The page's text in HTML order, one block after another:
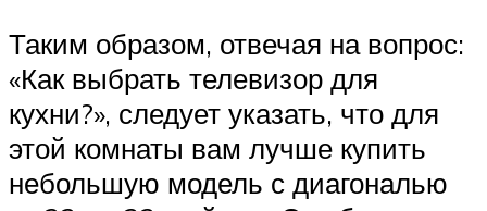
Таким образом, отвечая на вопрос:
«Как выбрать телевизор для
кухни?», следует указать, что для
этой комнаты вам лучше купить
небольшую модель с диагональю